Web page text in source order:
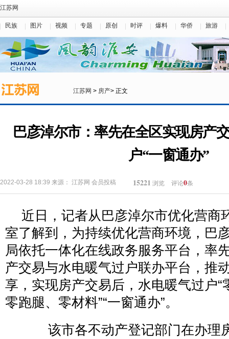
江苏网
民族 图片 视频 专题 原创 时评 爆料 华侨 旅游
江苏网 > 房产> 正文
巴彦淖尔市：率先在全区实现房产
户“一窗通办”
2022-03-28 18:39 来源： 江苏网 会员投稿 15221 浏览 评论0条
近日，记者从巴彦淖尔市优化营商
室了解到，为持续优化营商环境，巴
局依托一体化在线政务服务平台，率
产交易与水电暖气过户联办平台，推
享，实现房产交易后，水电暖气过户“
零跑腿、零材料”“一窗通办”。
该市各不动产登记部门在办理